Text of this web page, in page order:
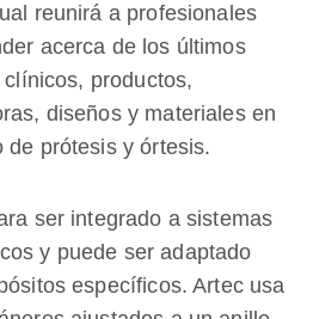
reunirá a profesionales
acerca de los últimos
productos,
diseños y materiales en
de prótesis y órtesis.
ser integrado a sistemas
y puede ser adaptado
específicos. Artec usa